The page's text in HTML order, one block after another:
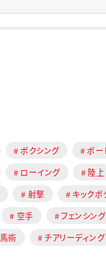
ボクシング ボー
ローイング 陸上
射撃 キックボ
空手 フェンシング
馬術 チアリーディング